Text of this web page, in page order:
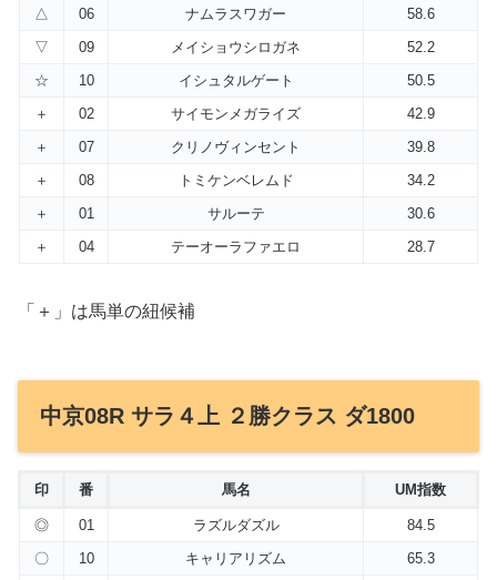
△
06 ナムラスワガー
58.6
▽
09 メイショウシロガネ
52.2
☆
10 イシュタルゲート
50.5
＋
02 サイモンメガライズ
42.9
＋
07 クリノヴィンセント
39.8
＋
08 トミケンベレムド
34.2
＋
01 サルーテ
30.6
＋
04 テーオーラファエロ 28.7
「＋」は馬単の紐候補
中京08R サラ４上 ２勝クラス ダ1800
印 番 馬名 UM指数
◎ 01 ラズルダズル
84.5
〇
10 キャリアリズム
65.3